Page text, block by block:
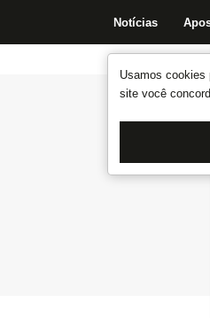
Usamos cookies
site você
Notícias